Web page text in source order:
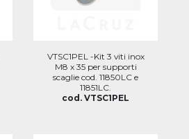
VTSC1PEL -Kit 3 viti inox
M8 x 35 per supporti
scaglie cod. 11850LC e
11851LC.
cod. VTSC1PEL